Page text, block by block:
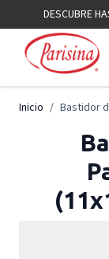
Ir al contenido
DESCUBRE
Inicio / Bastidor